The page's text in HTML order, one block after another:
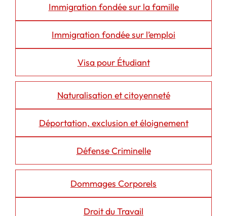
Immigration fondée sur la famille
Immigration fondée sur l’emploi
Visa pour Étudiant
Naturalisation et citoyenneté
Déportation, exclusion et éloignement
Défense Criminelle
Dommages Corporels
Droit du Travail